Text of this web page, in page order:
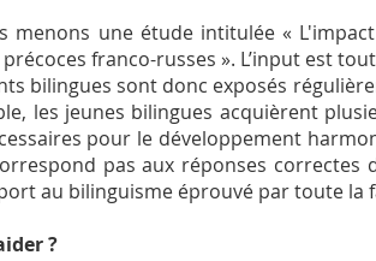
menons une étude intitulée «
franco-russes ». L’input est
bilingues sont donc exposés
les jeunes bilingues acquièrent
pour le développement
pas aux réponses
au bilinguisme éprouvé par toute la
?